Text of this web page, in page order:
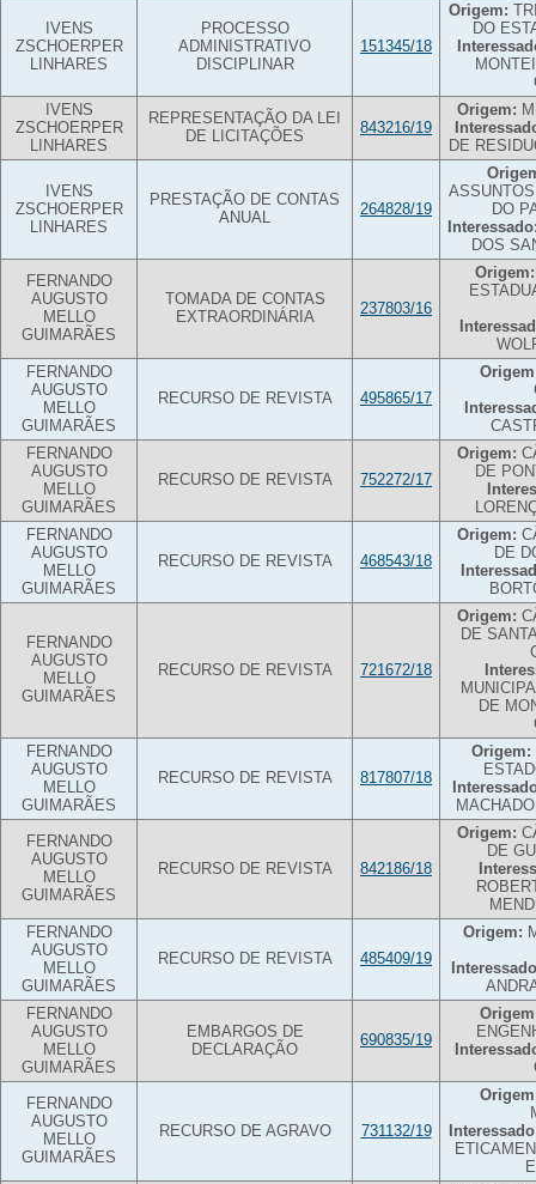
IVENS
ZSCHOERPER
LINHARES
PROCESSO
ADMINISTRATIVO
DISCIPLINAR
151345/18
Origem:
DO
IVENS
ZSCHOERPER
LINHARES
REPRESENTAÇÃO DA LEI
DE LICITAÇÕES
843216/19
Origem:
DE
IVENS
ZSCHOERPER
LINHARES
PRESTAÇÃO DE CONTAS
ANUAL
264828/19
DO
DOS
FERNANDO
AUGUSTO
MELLO
GUIMARÃES
TOMADA DE CONTAS
EXTRAORDINÁRIA
237803/16
Origem:
FERNANDO
AUGUSTO
MELLO
GUIMARÃES
RECURSO DE REVISTA 495865/17
FERNANDO
AUGUSTO
MELLO
GUIMARÃES
RECURSO DE REVISTA 752272/17
Origem:
DE
FERNANDO
AUGUSTO
MELLO
GUIMARÃES
RECURSO DE REVISTA 468543/18
Origem:
DE
FERNANDO
AUGUSTO
MELLO
GUIMARÃES
RECURSO DE REVISTA 721672/18
Origem:
DE
DE
FERNANDO
AUGUSTO
MELLO
GUIMARÃES
RECURSO DE REVISTA 817807/18
Origem:
FERNANDO
AUGUSTO
MELLO
GUIMARÃES
RECURSO DE REVISTA 842186/18
Origem:
DE
FERNANDO
AUGUSTO
MELLO
GUIMARÃES
RECURSO DE REVISTA 485409/19
Origem:
FERNANDO
AUGUSTO
MELLO
GUIMARÃES
EMBARGOS DE
DECLARAÇÃO
690835/19
FERNANDO
AUGUSTO
MELLO
GUIMARÃES
RECURSO DE AGRAVO 731132/19